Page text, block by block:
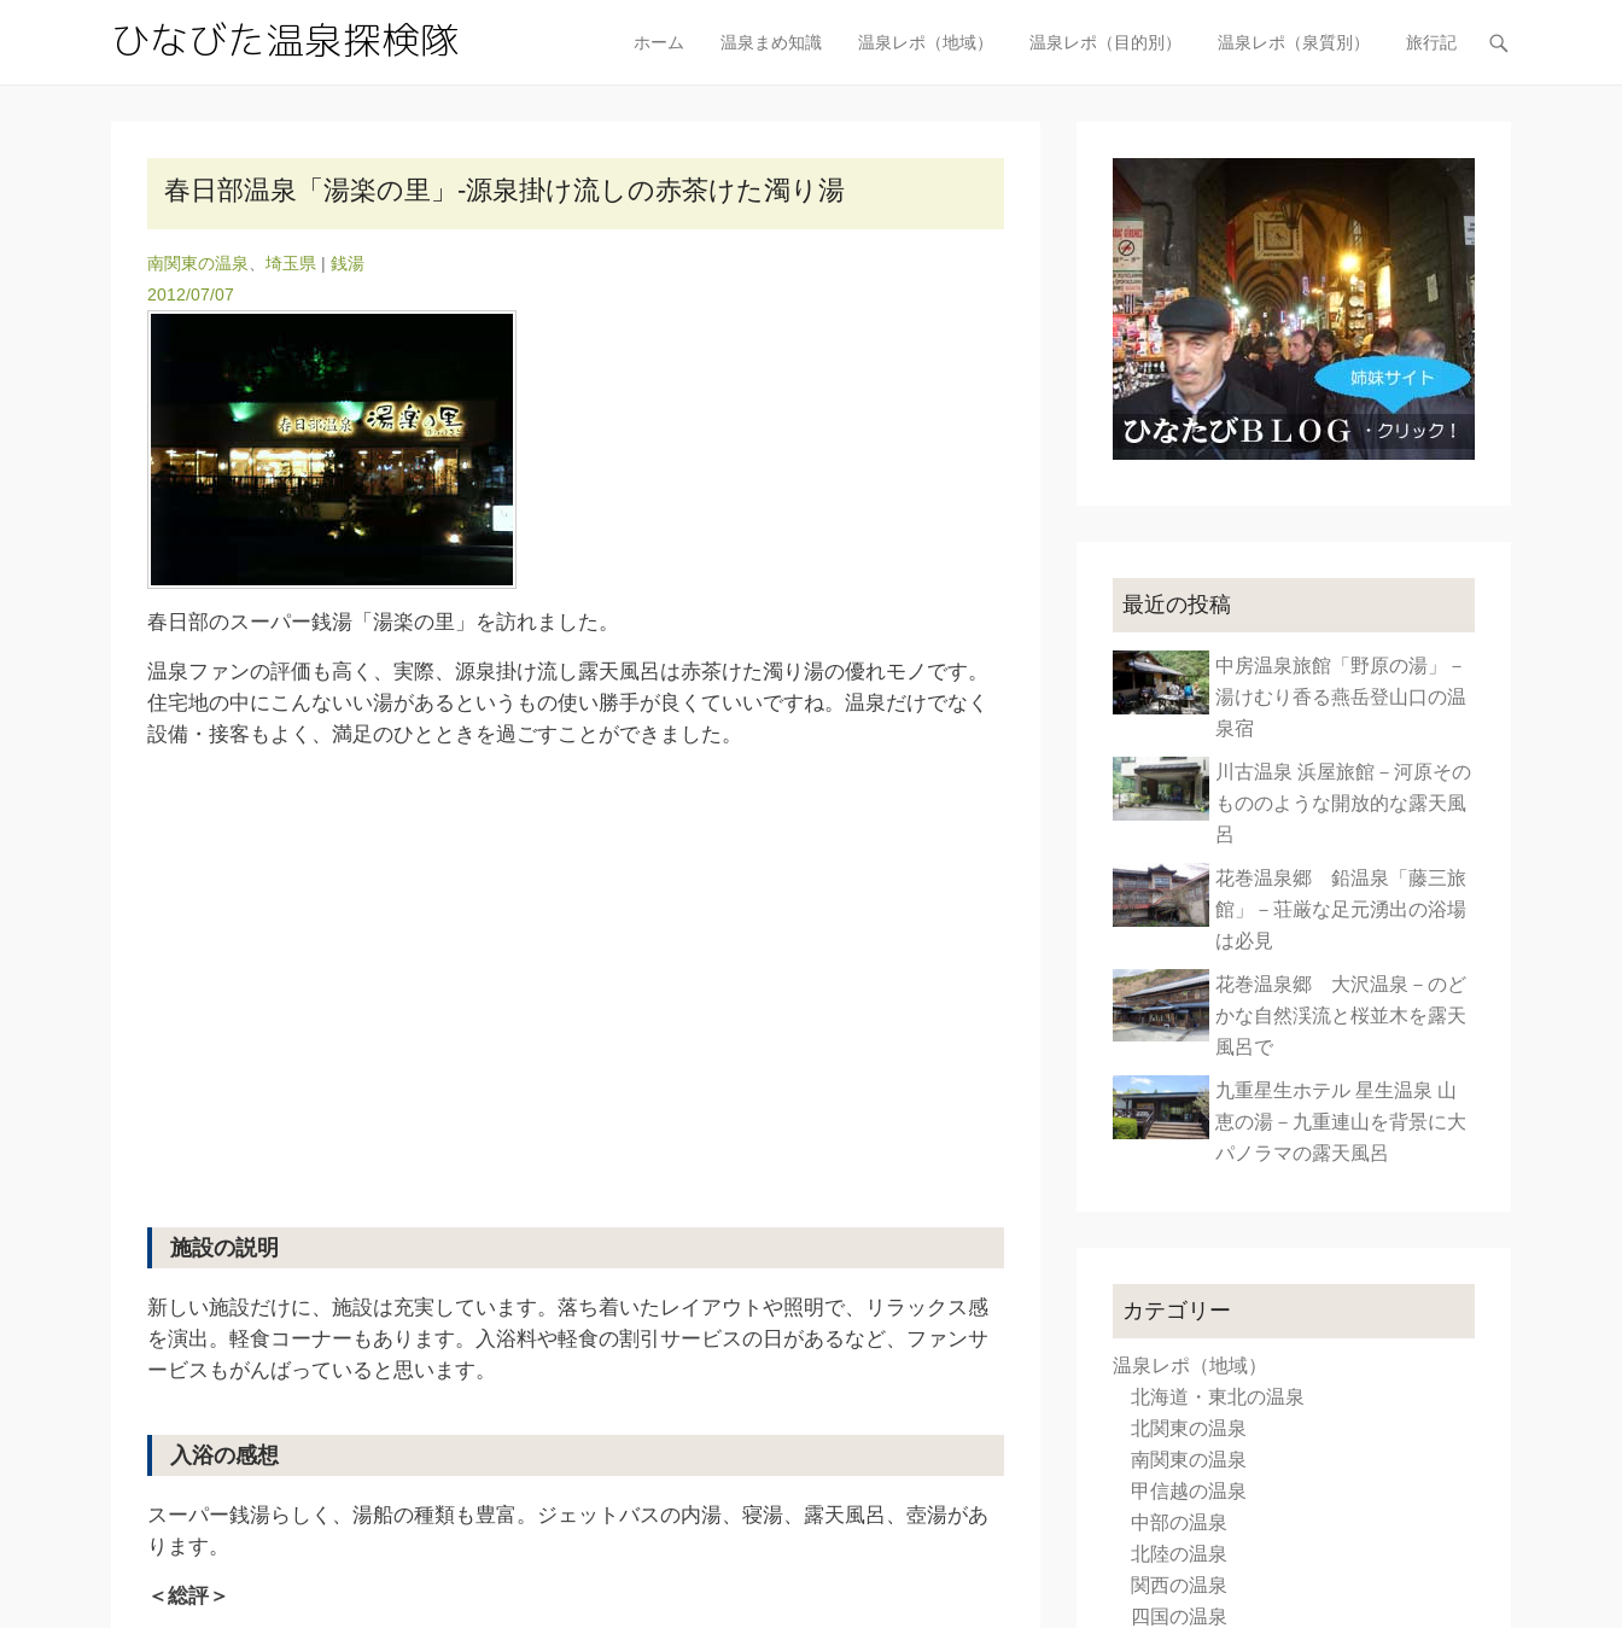
ひなびた温泉探検隊
メインメニュー
コンテンツへスキップ
ホーム 温泉まめ知識 温泉レポ（地域） 温泉レポ（目的別） 温泉レポ（泉質別） 旅行記
春日部温泉「湯楽の里」-源泉掛け流しの赤茶けた濁り湯
南関東の温泉 埼玉県 | 銭湯
2012/07/07
春日部のスーパー銭湯「湯楽の里」を訪れました。
温泉ファンの評価も高く、実際、源泉掛け流し露天風呂は赤茶けた濁り湯の優れモノです。
住宅地の中にこんないい湯があるというもの使い勝手が良くていいですね。温泉だけでなく
設備・接客もよく、満足のひとときを過ごすことができました。
施設の説明
新しい施設だけに、施設は充実しています。落ち着いたレイアウトや照明で、リラックス感
を演出。軽食コーナーもあります。入浴料や軽食の割引サービスの日があるなど、ファンサ
ービスもがんばっていると思います。
入浴の感想
スーパー銭湯らしく、湯船の種類も豊富。ジェットバスの内湯、寝湯、露天風呂、壺湯があ
ります。
＜総評＞
最近の投稿
中房温泉旅館「野原の湯」－
湯けむり香る燕岳登山口の温
泉宿
川古温泉 浜屋旅館－河原その
もののような開放的な露天風
呂
花巻温泉郷 鉛温泉「藤三旅
館」－荘厳な足元湧出の浴場
は必見
花巻温泉郷 大沢温泉－のど
かな自然渓流と桜並木を露天
風呂で
九重星生ホテル 星生温泉 山
恵の湯－九重連山を背景に大
パノラマの露天風呂
カテゴリー
温泉レポ（地域）
北海道・東北の温泉
北関東の温泉
南関東の温泉
甲信越の温泉
中部の温泉
北陸の温泉
関西の温泉
四国の温泉